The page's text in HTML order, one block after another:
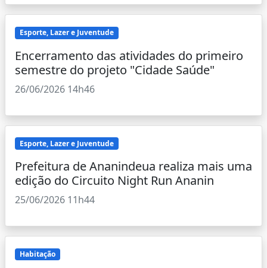
Esporte, Lazer e Juventude
Encerramento das atividades do primeiro
semestre do projeto "Cidade Saúde"
26/06/2026 14h46
Esporte, Lazer e Juventude
Prefeitura de Ananindeua realiza mais uma
edição do Circuito Night Run Ananin
25/06/2026 11h44
Habitação